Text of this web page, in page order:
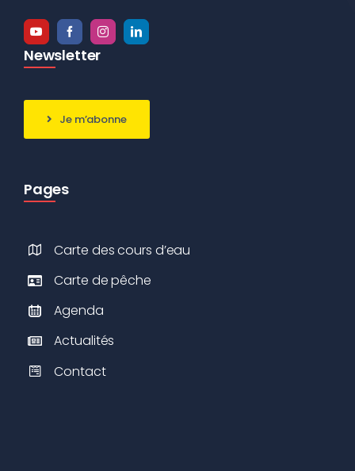
Newsletter
Je m’abonne
Pages
Carte des cours d’eau
Carte de pêche
Agenda
Actualités
Contact